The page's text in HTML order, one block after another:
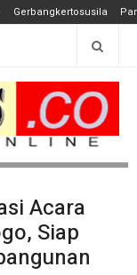
Gerbangkertosusila
Acara
Siap